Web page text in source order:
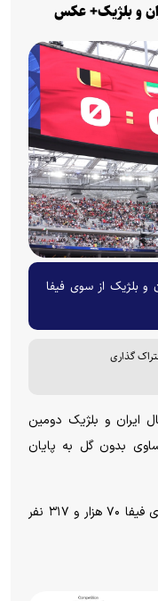
و بلژیک از سوی فیفا
گذاری
ایران و بلژیک دومین
را در جام جهانی ۲۰۲۶ با تساوی بدون گل به پایان
تعداد تماشاگران بازی ایران و مصر از سوی فیفا ۷۰ هزار و ۳۱۷ نفر